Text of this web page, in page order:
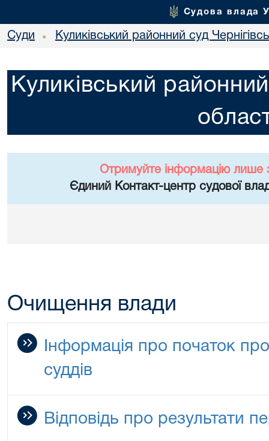
Судова влада
Суди • Куликівський районний суд
Куликівський районний
Отримуйте інформацію лише
Єдиний Контакт-центр судової
Очищення влади
Інформація про початок
суддів
Відповідь про результати